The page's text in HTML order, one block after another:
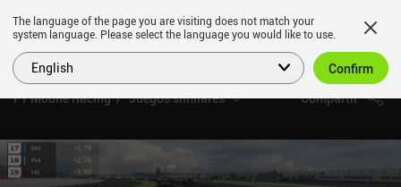
F1 Mobile Racing Juegos similares Compartir
The language of the page you are visiting does not match your
system language. Please select the language you would like to use.
English Confirm